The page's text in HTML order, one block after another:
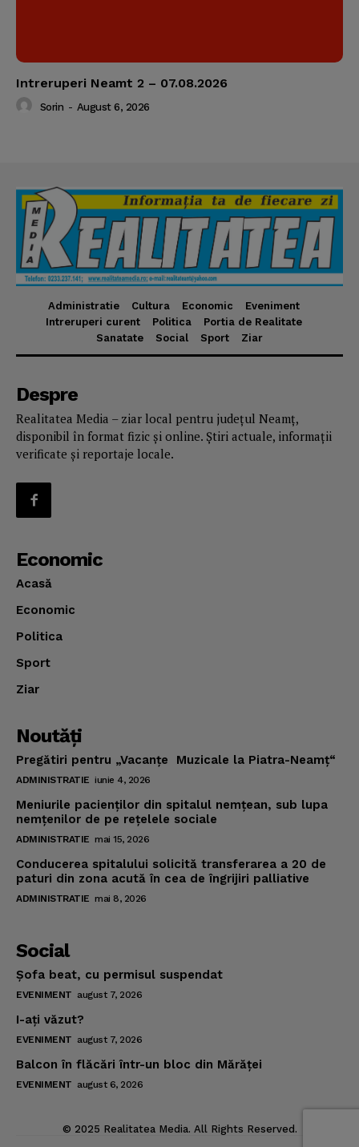
Intreruperi Neamt 2 – 07.08.2026
Sorin - August 6, 2026
Administratie Cultura Economic
Eveniment
Intreruperi curent
Politica
Portia de Realitate
Sanatate
Social Sport Ziar
Despre
Realitatea Media – ziar local pentru județul Neamț,
disponibil în format fizic și online. Știri actuale, informații
verificate și reportaje locale.
Economic
Acasă
Economic
Politica
Sport
Ziar
Noutăţi
Pregătiri pentru „Vacanţe Muzicale la Piatra-Neamţ“
ADMINISTRATIE iunie 4, 2026
Meniurile pacienţilor din spitalul nemţean, sub lupa
nemţenilor de pe reţelele sociale
ADMINISTRATIE mai 15, 2026
Conducerea spitalului solicită transferarea a 20 de
paturi din zona acută în cea de îngrijiri palliative
ADMINISTRATIE mai 8, 2026
Social
Şofa beat, cu permisul suspendat
EVENIMENT august 7, 2026
I-aţi văzut?
EVENIMENT august 7, 2026
Balcon în flăcări într-un bloc din Mărăţei
EVENIMENT august 6, 2026
© 2025 Realitatea Media. All Rights Reserved.